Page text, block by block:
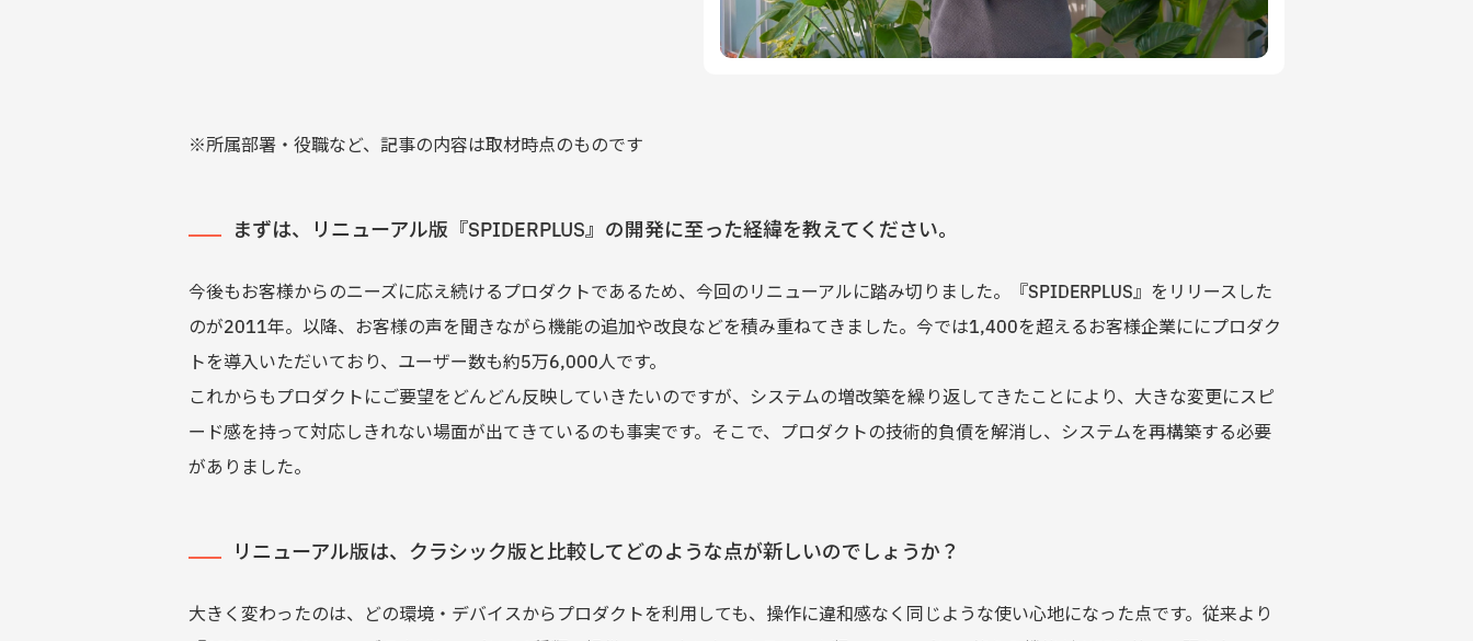
※所属部署・役職など、記事の内容は取材時点のものです
まずは、リニューアル版『SPIDERPLUS』の開発に至った経緯を教えてください。
今後もお客様からのニーズに応え続けるプロダクトであるため、今回のリニューアルに踏み切りました。『SPIDERPLUS』をリリースした
のが2011年。以降、お客様の声を聞きながら機能の追加や改良などを積み重ねてきました。今では1,400を超えるお客様企業ににプロダク
トを導入いただいており、ユーザー数も約5万6,000人です。
これからもプロダクトにご要望をどんどん反映していきたいのですが、システムの増改築を繰り返してきたことにより、大きな変更にスピ
ード感を持って対応しきれない場面が出てきているのも事実です。そこで、プロダクトの技術的負債を解消し、システムを再構築する必要
がありました。
リニューアル版は、クラシック版と比較してどのような点が新しいのでしょうか？
大きく変わったのは、どの環境・デバイスからプロダクトを利用しても、操作に違和感なく同じような使い心地になった点です。従来より